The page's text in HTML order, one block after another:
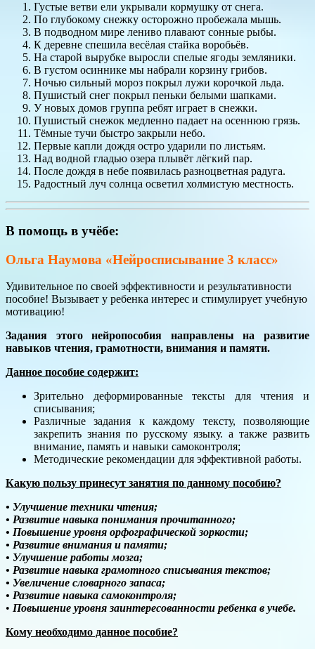
Густые ветви ели укрывали кормушку от снега.
По глубокому снежку осторожно пробежала мышь.
В подводном мире лениво плавают сонные рыбы.
К деревне спешила весёлая стайка воробьёв.
На старой вырубке выросли спелые ягоды земляники.
В густом осиннике мы набрали корзину грибов.
Ночью сильный мороз покрыл лужи корочкой льда.
Пушистый снег покрыл пеньки белыми шапками.
У новых домов группа ребят играет в снежки.
Пушистый снежок медленно падает на осеннюю грязь.
Тёмные тучи быстро закрыли небо.
Первые капли дождя остро ударили по листьям.
Над водной гладью озера плывёт лёгкий пар.
После дождя в небе появилась разноцветная радуга.
Радостный луч солнца осветил холмистую местность.
В помощь в учёбе:
Ольга Наумова «Нейросписывание 3 класс»
Удивительное по своей эффективности и результативности
пособие! Вызывает у ребенка интерес и стимулирует учебную
мотивацию!
Задания этого нейропособия направлены на развитие
навыков чтения, грамотности, внимания и памяти.
Данное пособие содержит:
Зрительно деформированные тексты для чтения и
списывания;
Различные задания к каждому тексту, позволяющие
закрепить знания по русскому языку. а также развить
внимание, память и навыки самоконтроля;
Методические рекомендации для эффективной работы.
Какую пользу принесут занятия по данному пособию?
• Улучшение техники чтения;
• Развитие навыка понимания прочитанного;
• Повышение уровня орфографической зоркости;
• Развитие внимания и памяти;
• Улучшение работы мозга;
• Развитие навыка грамотного списывания текстов;
• Увеличение словарного запаса;
• Развитие навыка самоконтроля;
• Повышение уровня заинтересованности ребенка в учебе.
Кому необходимо данное пособие?